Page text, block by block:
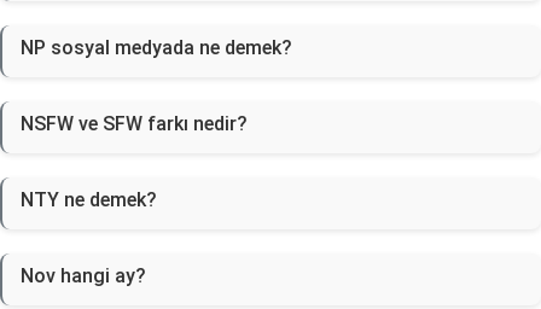
NP sosyal medyada ne demek?
NSFW ve SFW farkı nedir?
NTY ne demek?
Nov hangi ay?